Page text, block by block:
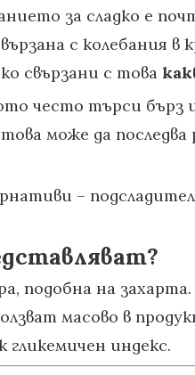
за сладко е
с колебания в
свързани с това
често търси бърз
може да
–
подобна на
масово в
индекс.